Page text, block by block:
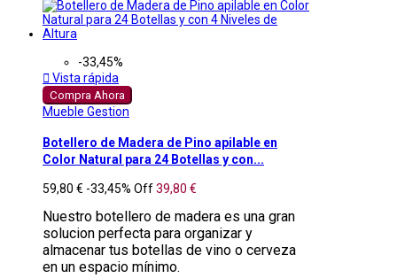
-33,45%
 Vista rápida
Compra Ahora
Mueble Gestion
Botellero de Madera de Pino apilable en
Color Natural para 24 Botellas y con...
59,80 € -33,45% Off39,80 €
Nuestro botellero de madera es una gran
solucion perfecta para organizar y
almacenar tus botellas de vino o cerveza
en un espacio mínimo.